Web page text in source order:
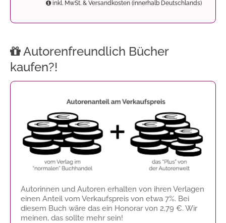
inkl. MwSt. & Versandkosten (innerhalb Deutschlands)
Autorenfreundlich Bücher
kaufen?!
Autorinnen und Autoren erhalten von ihren Verlagen
einen Anteil vom Verkaufspreis von etwa 7%. Bei
diesem Buch wäre das ein Honorar von 2,79 €. Wir
meinen, das sollte mehr sein!